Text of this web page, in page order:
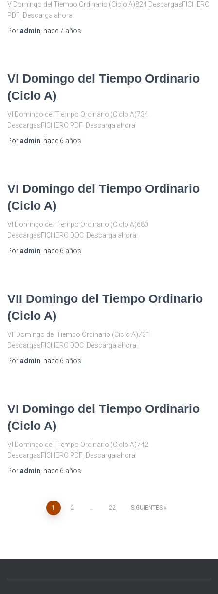
V Domingo del Tiempo Ordinario (Ciclo A)824 DescargasFICHERO
PDF ¡Descarga ahora!
Poradmin , hace7 años
VI Domingo del Tiempo Ordinario
(Ciclo A)
VI Domingo del Tiempo Ordinario (Ciclo A)734
DescargasFICHERO PDF ¡Descarga ahora!
Poradmin , hace 6 años
VI Domingo del Tiempo Ordinario
(Ciclo A)
VI Domingo del Tiempo Ordinario (Ciclo A)680
DescargasFICHERO DOC ¡Descarga ahora!
Poradmin , hace 6 años
VII Domingo del Tiempo Ordinario
(Ciclo A)
VII Domingo del Tiempo Ordinario (Ciclo A)731
DescargasFICHERO DOC ¡Descarga ahora!
Poradmin , hace 6 años
VI Domingo del Tiempo Ordinario
(Ciclo A)
VI Domingo del Tiempo Ordinario (Ciclo A)742
DescargasFICHERO PDF ¡Descarga ahora!
Poradmin , hace 6 años
Navegación
1 2 … 22 SIGUIENTES